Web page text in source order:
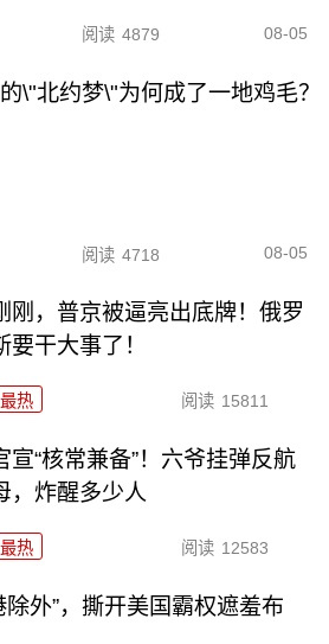
阅读 4879 08-05
\"北约梦\"为何成了一地鸡毛？
阅读 4718 08-05
刚，普京被逼亮出底牌！俄罗
要干大事了！
最热 阅读 15811
宣“核常兼备”！六爷挂弹反航
，炸醒多少人
最热 阅读 12583
外”，撕开美国霸权遮羞布